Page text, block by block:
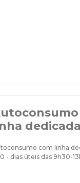
dedicada
com linha
- dias úteis das 9h30-